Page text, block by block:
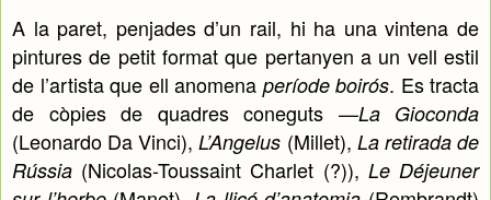
A la paret, penjades d’un rail, hi ha una vintena de
pintures de petit format que pertanyen a un vell estil
de l’artista que ell anomena període boirós. Es tracta
de còpies de quadres coneguts —La Gioconda
(Leonardo Da Vinci),L’Angelus (Millet), La retirada de
Rússia (Nicolas-Toussaint Charlet (?)), Le Déjeuner